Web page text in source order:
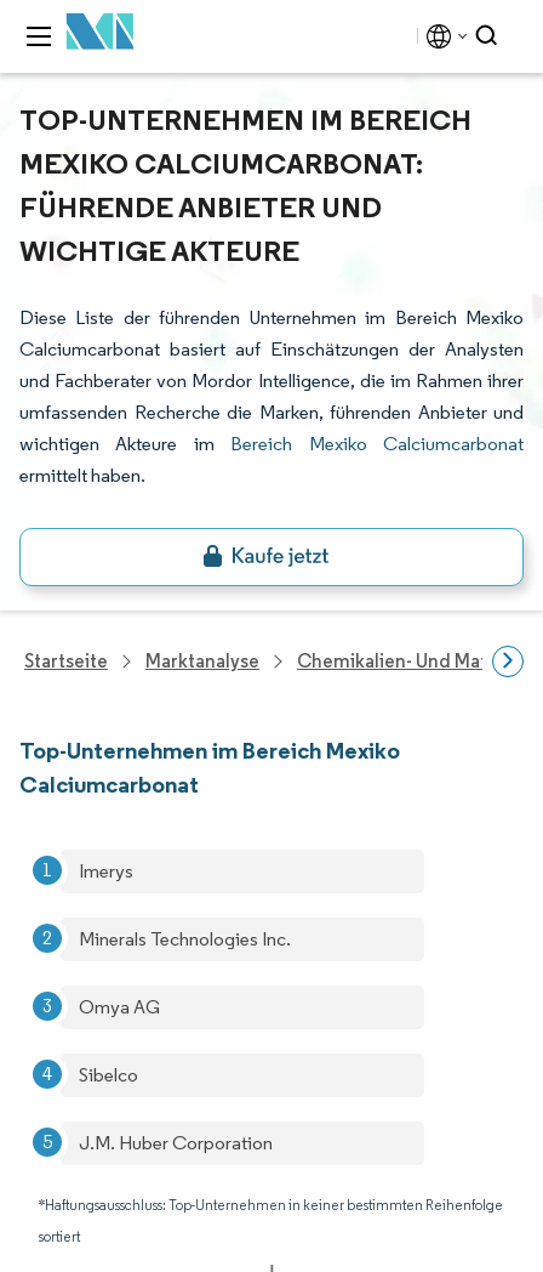
TOP-UNTERNEHMEN IM BEREICH
MEXIKO CALCIUMCARBONAT:
FÜHRENDE ANBIETER UND
WICHTIGE AKTEURE
Diese Liste der führenden Unternehmen im Bereich Mexiko
Calciumcarbonat basiert auf Einschätzungen der Analysten
und Fachberater von Mordor Intelligence, die im Rahmen ihrer
umfassenden Recherche die Marken, führenden Anbieter und
wichtigen Akteure im Bereich Mexiko Calciumcarbonat
ermittelt haben.
Startseite Marktanalyse Chemikalien- Und
Top-Unternehmen im Bereich Mexiko
Calciumcarbonat
Imerys
Minerals Technologies Inc.
Omya AG
Sibelco
J.M. Huber Corporation
*Haftungsausschluss: Top-Unternehmen in keiner bestimmten Reihenfolge
sortiert